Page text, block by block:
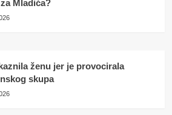
Mladića?
ženu jer je provocirala
skupa